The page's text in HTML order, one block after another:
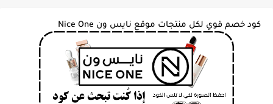
كود خصم قوي لكل منتجات موقع نايس ون Nice One